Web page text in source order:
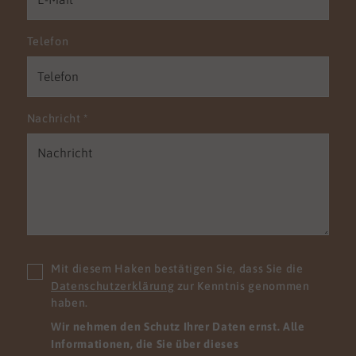
Telefon
Nachricht *
Mit diesem Haken bestätigen Sie, dass Sie die
Datenschutzerklärung zur Kenntnis genommen
haben.
Wir nehmen den Schutz Ihrer Daten ernst. Alle
Informationen, die Sie über dieses